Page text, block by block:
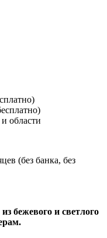
области
(без банка, без
бежевого и светлого